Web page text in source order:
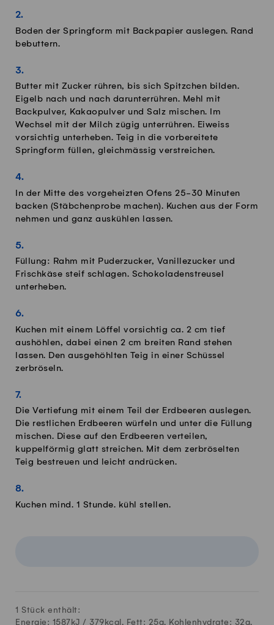
Boden der Springform mit Backpapier auslegen. Rand
bebuttern.
Butter mit Zucker rühren, bis sich Spitzchen bilden.
Eigelb nach und nach darunterrühren. Mehl mit
Backpulver, Kakaopulver und Salz mischen. Im
Wechsel mit der Milch zügig unterrühren. Eiweiss
vorsichtig unterheben. Teig in die vorbereitete
Springform füllen, gleichmässig verstreichen.
In der Mitte des vorgeheizten Ofens 25-30 Minuten
backen (Stäbchenprobe machen). Kuchen aus der Form
nehmen und ganz auskühlen lassen.
Füllung: Rahm mit Puderzucker, Vanillezucker und
Frischkäse steif schlagen. Schokoladenstreusel
unterheben.
Kuchen mit einem Löffel vorsichtig ca. 2 cm tief
aushöhlen, dabei einen 2 cm breiten Rand stehen
lassen. Den ausgehöhlten Teig in einer Schüssel
zerbröseln.
Die Vertiefung mit einem Teil der Erdbeeren auslegen.
Die restlichen Erdbeeren würfeln und unter die Füllung
mischen. Diese auf den Erdbeeren verteilen,
kuppelförmig glatt streichen. Mit dem zerbröselten
Teig bestreuen und leicht andrücken.
Kuchen mind. 1 Stunde. kühl stellen.
1 Stück enthält:
Energie: 1587kJ / 379kcal, Fett: 25g, Kohlenhydrate: 32g,